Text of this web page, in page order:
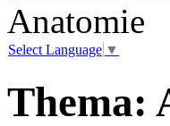
Anatomie
Select Language ▼
Thema: